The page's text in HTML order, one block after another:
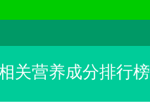
关营养成分排行榜